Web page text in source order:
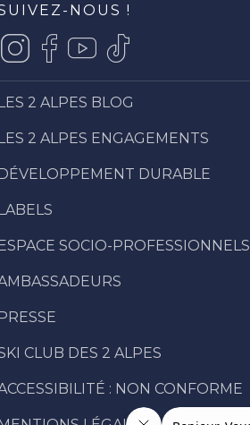
NOUS !
2 ALPES BLOG
2 ALPES ENGAGEMENTS
DURABLE
SOCIO-PROFESSIONNELS
CLUB DES 2 ALPES
: NON CONFORME